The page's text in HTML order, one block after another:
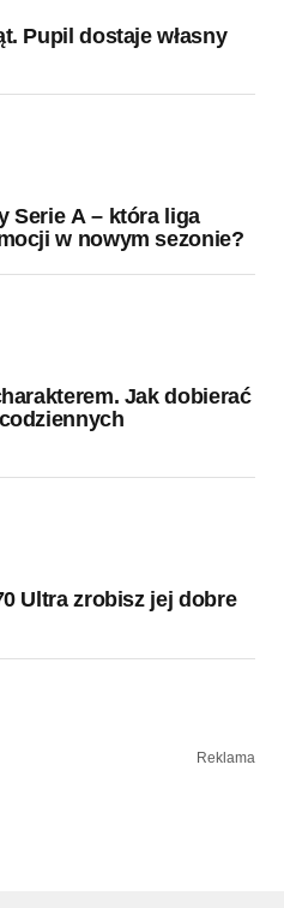
Pupil dostaje własny
Serie A – która liga
w nowym sezonie?
Jak dobierać
Ultra zrobisz jej dobre
Reklama